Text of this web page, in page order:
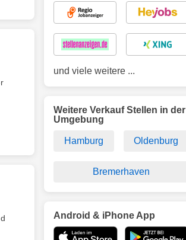
und viele weitere ...
Weitere Verkauf Stellen in der
Umgebung
Hamburg Oldenburg
Bremerhaven
Android & iPhone App